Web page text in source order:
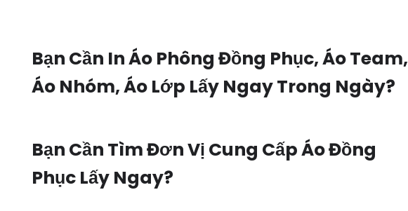
Bạn Cần In Áo Phông Đồng Phục, Áo Team,
Áo Nhóm, Áo Lớp Lấy Ngay Trong Ngày?
Bạn Cần Tìm Đơn Vị Cung Cấp Áo Đồng
Phục Lấy Ngay?